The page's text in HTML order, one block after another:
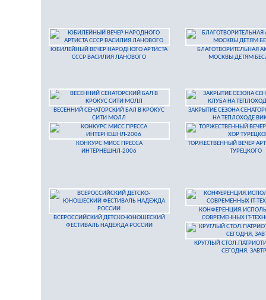
ЮБИЛЕЙНЫЙ ВЕЧЕР НАРОДНОГО АРТИСТА
СССР ВАСИЛИЯ ЛАНОВОГО
БЛАГОТВОРИТЕЛЬНАЯ
МОСКВЫ ДЕТЯМ
ВЕСЕННИЙ СЕНАТОРСКИЙ БАЛ В КРОКУС
СИТИ МОЛЛ
ЗАКРЫТИЕ СЕЗОНА
НА ТЕПЛОХОДЕ
КОНКУРС МИСС ПРЕССА
ИНТЕРНЕШНЛ-2006
ТОРЖЕСТВЕННЫЙ ВЕЧЕР
ТУРЕЦКОГО
ВСЕРОССИЙСКИЙ ДЕТСКО-ЮНОШЕСКИЙ
ФЕСТИВАЛЬ НАДЕЖДА РОССИИ
СОВРЕМЕННЫХ IT-
КРУГЛЫЙ
СЕГОДНЯ,